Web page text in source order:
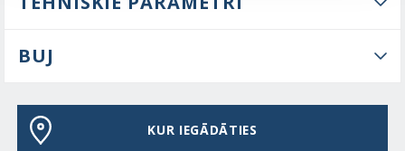
BUJ
KUR IEGĀDĀTIES